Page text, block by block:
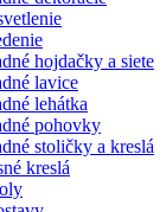
hojdačky a siete
lavice
lehátka
pohovky
stoličky a kreslá
kreslá